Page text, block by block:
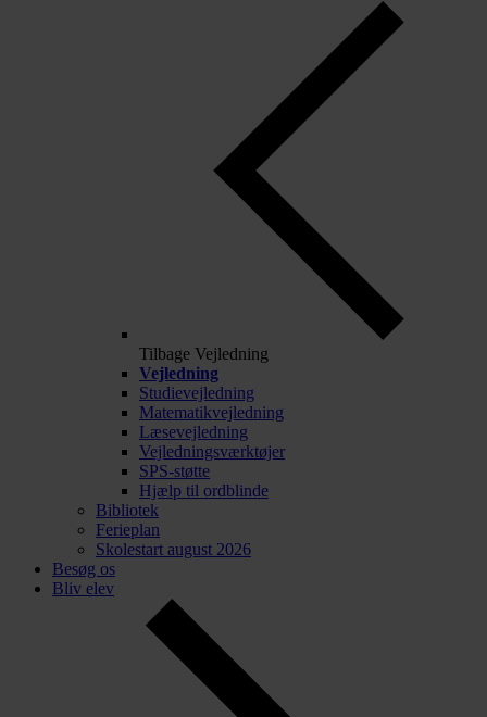
Tilbage Vejledning
Vejledning
Studievejledning
Matematikvejledning
Læsevejledning
Vejledningsværktøjer
SPS-støtte
Hjælp til ordblinde
Bibliotek
Ferieplan
Skolestart august 2026
Besøg os
Bliv elev